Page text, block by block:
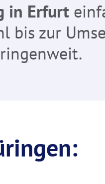
in Erfurt
bis zur